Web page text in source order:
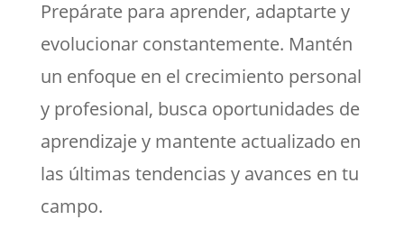
Prepárate para aprender, adaptarte y
evolucionar constantemente. Mantén
un enfoque en el crecimiento personal
y profesional, busca oportunidades de
aprendizaje y mantente actualizado en
las últimas tendencias y avances en tu
campo.